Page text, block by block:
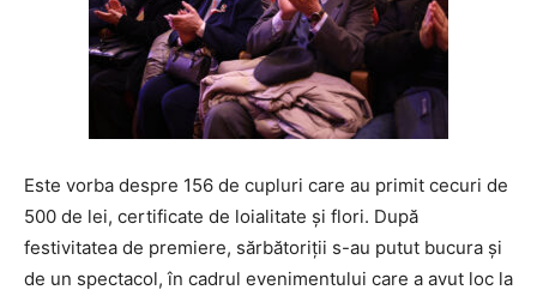
Este vorba despre 156 de cupluri care au primit cecuri de
500 de lei, certificate de loialitate și flori. După
festivitatea de premiere, sărbătoriții s-au putut bucura și
de un spectacol, în cadrul evenimentului care a avut loc la